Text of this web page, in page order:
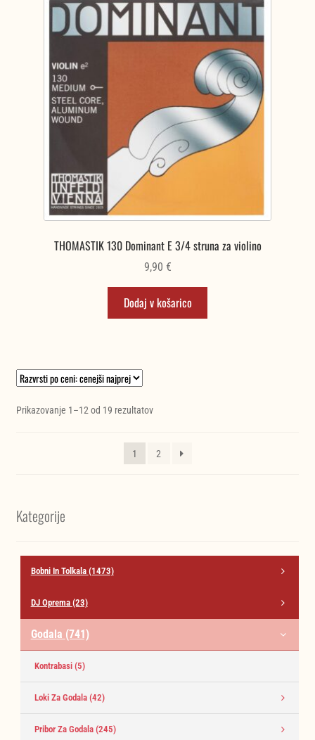
THOMASTIK 130 Dominant E 3/4 struna za violino
9,90 €
Dodaj v košarico
Prikazovanje 1–12 od 19 rezultatovRazvrščeno
od
1 2
Kategorije
Bobni In Tolkala (1473)
DJ Oprema (23)
Godala (741)
Kontrabasi (5)
Loki Za Godala (42)
Pribor Za Godala (245)